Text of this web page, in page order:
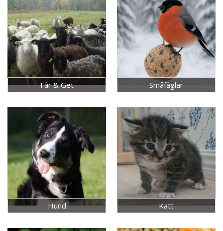
Får & Get Småfåglar
Hund Katt